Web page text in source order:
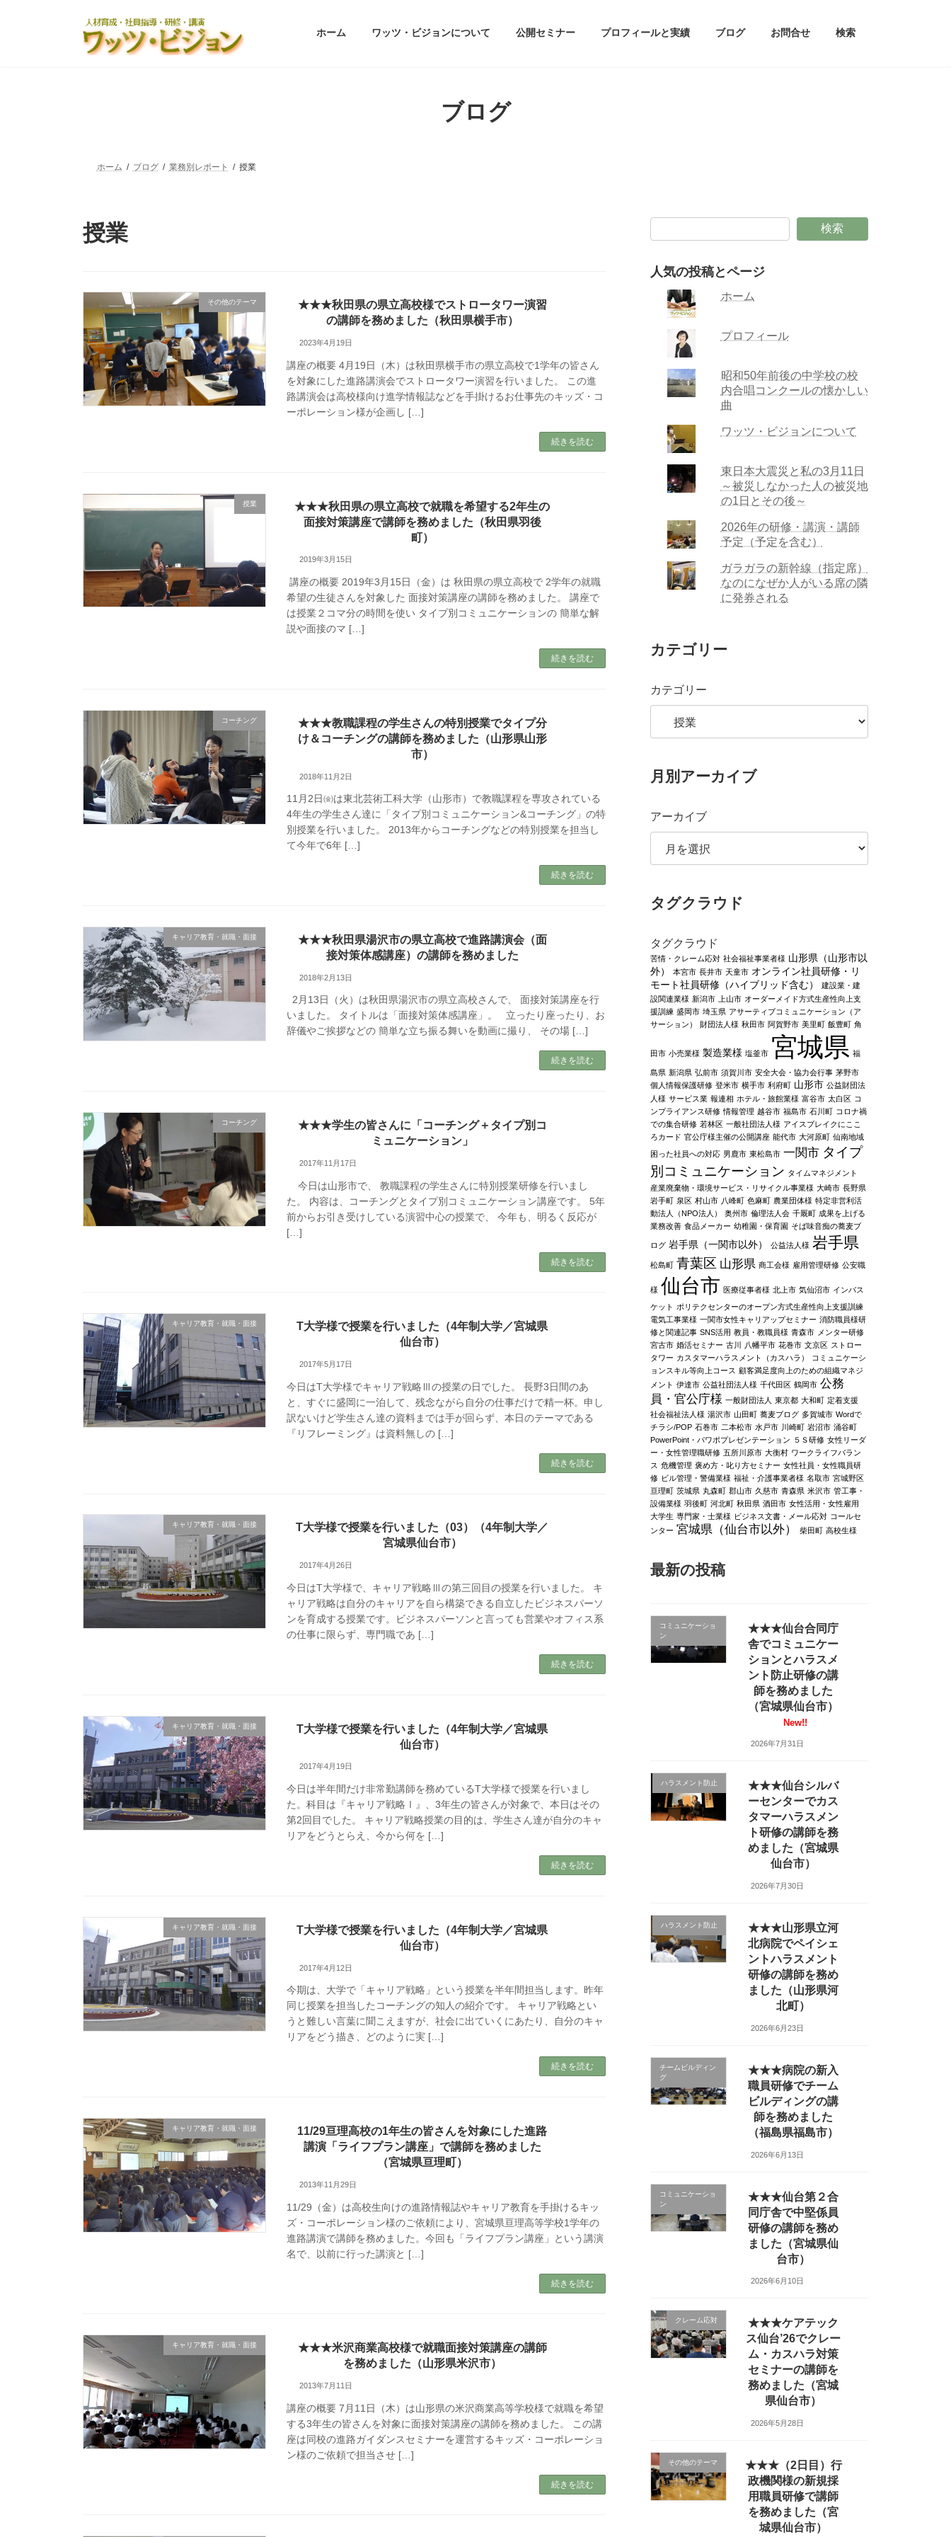
ホーム ワッツ・ビジョンについて 公開セミナー プロフィールと実績 ブログ お問合せ 検索
ブログ
ホーム ブログ 業務別レポート 授業
授業
その他のテーマ
★★★秋田県の県立高校様でストロータワー演習
の講師を務めました（秋田県横手市）
2023年4月19日
講座の概要 4月19日（木）は秋田県横手市の県立高校で1学年の皆さん
を対象にした進路講演会でストロータワー演習を行いました。 この進
路講演会は高校様向け進学情報誌などを手掛けるお仕事先のキッズ・コ
ーポレーション様が企画し […]
続きを読む
授業
★★★秋田県の県立高校で就職を希望する2年生の
面接対策講座で講師を務めました（秋田県羽後
町）
2019年3月15日
講座の概要 2019年3月15日（金）は 秋田県の県立高校で 2学年の就職
希望の生徒さんを対象した 面接対策講座の講師を務めました。 講座で
は授業２コマ分の時間を使い タイプ別コミュニケーションの 簡単な解
説や面接のマ […]
続きを読む
コーチング
★★★教職課程の学生さんの特別授業でタイプ分
け＆コーチングの講師を務めました（山形県山形
市）
2018年11月2日
11月2日㈮は東北芸術工科大学（山形市）で教職課程を専攻されている
4年生の学生さん達に「タイプ別コミュニケーション&コーチング」の特
別授業を行いました。 2013年からコーチングなどの特別授業を担当し
て今年で6年 […]
続きを読む
キャリア教育・就職・面接
★★★秋田県湯沢市の県立高校で進路講演会（面
接対策体感講座）の講師を務めました
2018年2月13日
2月13日（火）は秋田県湯沢市の県立高校さんで、 面接対策講座を行
いました。 タイトルは「面接対策体感講座」。 立ったり座ったり、お
辞儀やご挨拶などの 簡単な立ち振る舞いを動画に撮り、 その場 […]
続きを読む
コーチング
★★★学生の皆さんに「コーチング＋タイプ別コ
ミュニケーション」
2017年11月17日
今日は山形市で、 教職課程の学生さんに特別授業研修を行いまし
た。 内容は、コーチングとタイプ別コミュニケーション講座です。 5年
前からお引き受けしている演習中心の授業で、 今年も、明るく反応が
[…]
続きを読む
キャリア教育・就職・面接
T大学様で授業を行いました（4年制大学／宮城県
仙台市）
2017年5月17日
今日はT大学様でキャリア戦略Ⅲの授業の日でした。 長野3日間のあ
と、すぐに盛岡に一泊して、残念ながら自分の仕事だけで精一杯。申し
訳ないけど学生さん達の資料までは手が回らず、本日のテーマである
『リフレーミング』は資料無しの […]
続きを読む
キャリア教育・就職・面接
T大学様で授業を行いました（03）（4年制大学／
宮城県仙台市）
2017年4月26日
今日はT大学様で、キャリア戦略Ⅲの第三回目の授業を行いました。 キ
ャリア戦略は自分のキャリアを自ら構築できる自立したビジネスパーソ
ンを育成する授業です。ビジネスパーソンと言っても営業やオフィス系
の仕事に限らず、専門職であ […]
続きを読む
キャリア教育・就職・面接
T大学様で授業を行いました（4年制大学／宮城県
仙台市）
2017年4月19日
今日は半年間だけ非常勤講師を務めているT大学様で授業を行いまし
た。科目は『キャリア戦略Ⅰ』、3年生の皆さんが対象で、本日はその
第2回目でした。 キャリア戦略授業の目的は、学生さん達が自分のキャ
リアをどうとらえ、今から何を […]
続きを読む
キャリア教育・就職・面接
T大学様で授業を行いました（4年制大学／宮城県
仙台市）
2017年4月12日
今期は、大学で「キャリア戦略」という授業を半年間担当します。昨年
同じ授業を担当したコーチングの知人の紹介です。 キャリア戦略とい
うと難しい言葉に聞こえますが、社会に出ていくにあたり、自分のキャ
リアをどう描き、どのように実 […]
続きを読む
キャリア教育・就職・面接
11/29亘理高校の1年生の皆さんを対象にした進路
講演「ライフプラン講座」で講師を務めました
（宮城県亘理町）
2013年11月29日
11/29（金）は高校生向けの進路情報誌やキャリア教育を手掛けるキッ
ズ・コーポレーション様のご依頼により、宮城県亘理高等学校1学年の
進路講演で講師を務めました。今回も「ライフプラン講座」という講演
名で、以前に行った講演と […]
続きを読む
キャリア教育・就職・面接
★★★米沢商業高校様で就職面接対策講座の講師
を務めました（山形県米沢市）
2013年7月11日
講座の概要 7月11日（木）は山形県の米沢商業高等学校様で就職を希望
する3年生の皆さんを対象に面接対策講座の講師を務めました。 この講
座は同校の進路ガイダンスセミナーを運営するキッズ・コーポレーショ
ン様のご依頼で担当させ […]
続きを読む
検索
人気の投稿とページ
ホーム
プロフィール
昭和50年前後の中学校の校
内合唱コンクールの懐かしい
曲
ワッツ・ビジョンについて
東日本大震災と私の3月11日
～被災しなかった人の被災地
の1日とその後～
2026年の研修・講演・講師
予定（予定を含む）
ガラガラの新幹線（指定席）
なのになぜか人がいる席の隣
に発券される
カテゴリー
カテゴリー
月別アーカイブ
アーカイブ
タグクラウド
タグクラウド
苦情・クレーム応対 社会福祉事業者様 山形県（山形市以
外）
本宮市 長井市 天童市 オンライン社員研修・リ
モート社員研修（ハイブリッド含む）
建設業・建
設関連業様 新潟市 上山市 オーダーメイド方式生産性向上支
援訓練 盛岡市 埼玉県 アサーティブコミュニケーション（ア
サーション）
財団法人様 秋田市 阿賀野市 美里町 飯豊町 角
田市 小売業様 製造業様 塩釜市 宮城県 福
島県 新潟県 弘前市 須賀川市 安全大会・協力会行事 茅野市
個人情報保護研修 登米市 横手市 利府町 山形市 公益財団法
人様 サービス業 報連相 ホテル・旅館業様 富谷市 太白区 コ
ンプライアンス研修 情報管理 越谷市 福島市 石川町 コロナ禍
での集合研修 若林区 一般社団法人様 アイスブレイクにここ
ろカード 官公庁様主催の公開講座 能代市 大河原町 仙南地域
困った社員への対応 男鹿市 東松島市 一関市 タイプ
別コミュニケーション タイムマネジメント
産業廃棄物・環境サービス・リサイクル事業様 大崎市 長野県
岩手町 泉区 村山市 八峰町 色麻町 農業団体様 特定非営利活
動法人（NPO法人）
奥州市 倫理法人会 千厩町 成果を上げる
業務改善 食品メーカー 幼稚園・保育園 そば味音痴の蕎麦ブ
ログ 岩手県（一関市以外） 公益法人様 岩手県
松島町 青葉区 山形県 商工会様 雇用管理研修 公安職
様 仙台市 医療従事者様 北上市 気仙沼市 インバス
ケット ポリテクセンターのオープン方式生産性向上支援訓練
電気工事業様 一関市女性キャリアップセミナー 消防職員様研
修と関連記事 SNS活用 教員・教職員様 青森市 メンター研修
宮古市 婚活セミナー 古川 八幡平市 花巻市 文京区 ストロー
タワー カスタマーハラスメント（カスハラ）
コミュニケーシ
ョンスキル等向上コース 顧客満足度向上のための組織マネジ
メント 伊達市 公益社団法人様 千代田区 鶴岡市 公務
員・官公庁様 一般財団法人 東京都 大和町 定着支援
社会福祉法人様 湯沢市 山田町 蕎麦ブログ 多賀城市 Wordで
チラシ/POP 石巻市 二本松市 水戸市 川崎町 岩沼市 涌谷町
PowerPoint・パワポプレゼンテーション
５Ｓ研修 女性リーダ
ー・女性管理職研修 五所川原市 大衡村 ワークライフバラン
ス 危機管理 褒め方・叱り方セミナー 女性社員・女性職員研
修 ビル管理・警備業様 福祉・介護事業者様 名取市 宮城野区
亘理町 茨城県 丸森町 郡山市 久慈市 青森県 米沢市 管工事・
設備業様 羽後町 河北町 秋田県 酒田市 女性活用・女性雇用
大学生 専門家・士業様 ビジネス文書・メール応対 コールセ
ンター 宮城県（仙台市以外） 柴田町 高校生様
最新の投稿
コミュニケーショ
ン
★★★仙台合同庁
舎でコミュニケー
ションとハラスメ
ント防止研修の講
師を務めました
（宮城県仙台市）
New!!
2026年7月31日
ハラスメント防止
★★★仙台シルバ
ーセンターでカス
タマーハラスメン
ト研修の講師を務
めました（宮城県
仙台市）
2026年7月30日
ハラスメント防止
★★★山形県立河
北病院でペイシェ
ントハラスメント
研修の講師を務め
ました（山形県河
北町）
2026年6月23日
チームビルディン
グ
★★★病院の新入
職員研修でチーム
ビルディングの講
師を務めました
（福島県福島市）
2026年6月13日
コミュニケーショ
ン
★★★仙台第２合
同庁舎で中堅係員
研修の講師を務め
ました（宮城県仙
台市）
2026年6月10日
クレーム応対
★★★ケアテック
ス仙台’26でクレー
ム・カスハラ対策
セミナーの講師を
務めました（宮城
県仙台市）
2026年5月28日
その他のテーマ
★★★（2日目）行
政機関様の新規採
用職員研修で講師
を務めました（宮
城県仙台市）